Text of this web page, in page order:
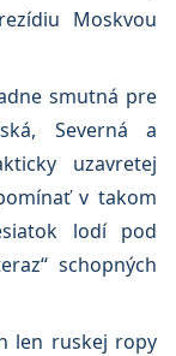
Moskvou
smutná pre
Severná a
uzavretej
v takom
lodí pod
schopných
len ruskej ropy